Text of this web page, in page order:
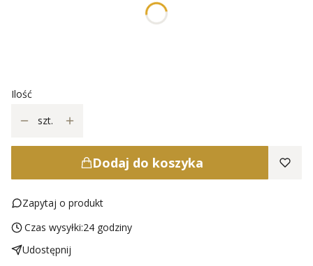
Ilość
szt.
Dodaj do koszyka
Zapytaj o produkt
Czas wysyłki:24 godziny
Udostępnij